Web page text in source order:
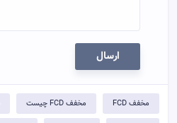
ارسال
مخفف FCD مخفف FCD چیست